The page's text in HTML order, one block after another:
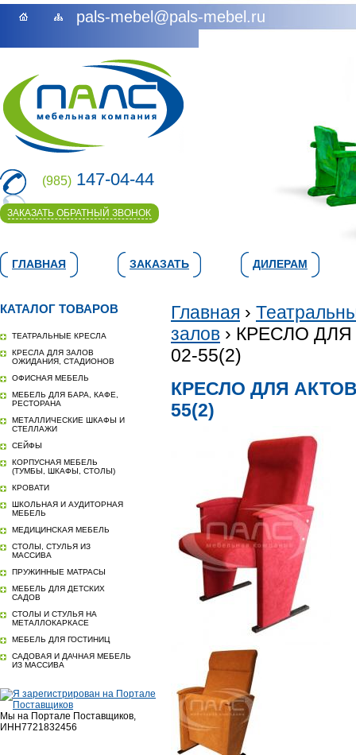
pals-mebel@pals-mebel.ru
(985) 147-04-44
ЗАКАЗАТЬ ОБРАТНЫЙ ЗВОНОК
ГЛАВНАЯ ЗАКАЗАТЬ ДИЛЕРАМ
КАТАЛОГ ТОВАРОВ
ТЕАТРАЛЬНЫЕ КРЕСЛА
КРЕСЛА ДЛЯ ЗАЛОВ
ОЖИДАНИЯ, СТАДИОНОВ
ОФИСНАЯ МЕБЕЛЬ
МЕБЕЛЬ ДЛЯ БАРА, КАФЕ,
РЕСТОРАНА
МЕТАЛЛИЧЕСКИЕ ШКАФЫ И
СТЕЛЛАЖИ
СЕЙФЫ
КОРПУСНАЯ МЕБЕЛЬ
(ТУМБЫ, ШКАФЫ, СТОЛЫ)
КРОВАТИ
ШКОЛЬНАЯ И АУДИТОРНАЯ
МЕБЕЛЬ
МЕДИЦИНСКАЯ МЕБЕЛЬ
СТОЛЫ, СТУЛЬЯ ИЗ
МАССИВА
ПРУЖИННЫЕ МАТРАСЫ
МЕБЕЛЬ ДЛЯ ДЕТСКИХ
САДОВ
СТОЛЫ И СТУЛЬЯ НА
МЕТАЛЛОКАРКАСЕ
МЕБЕЛЬ ДЛЯ ГОСТИНИЦ
САДОВАЯ И ДАЧНАЯ МЕБЕЛЬ
ИЗ МАССИВА
Мы на Портале Поставщиков,
ИНН7721832456
Главная ›
залов › КРЕСЛО
02-55(2)
КРЕСЛО ДЛЯ
55(2)